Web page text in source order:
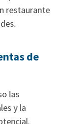
restaurante
de
las
y la